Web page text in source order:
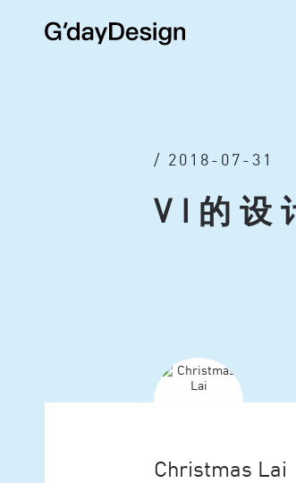
/ 2018-07-31
VI的设
Christmas Lai